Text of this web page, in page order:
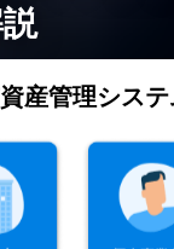
産管理シス